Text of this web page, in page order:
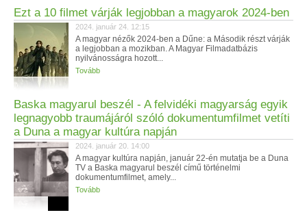
Ezt a 10 filmet várják legjobban a magyarok 2024-ben
2024. január 24. 12:15
A magyar nézők 2024-ben a Dűne: a Második részt várják
a legjobban a mozikban. A Magyar Filmadatbázis
nyilvánosságra hozott...
Tovább
Baska magyarul beszél - A felvidéki magyarság egyik
legnagyobb traumájáról szóló dokumentumfilmet vetíti
a Duna a magyar kultúra napján
2024. január 20. 14:00
A magyar kultúra napján, január 22-én mutatja be a Duna
TV a Baska magyarul beszél című történelmi
dokumentumfilmet, amely...
Tovább